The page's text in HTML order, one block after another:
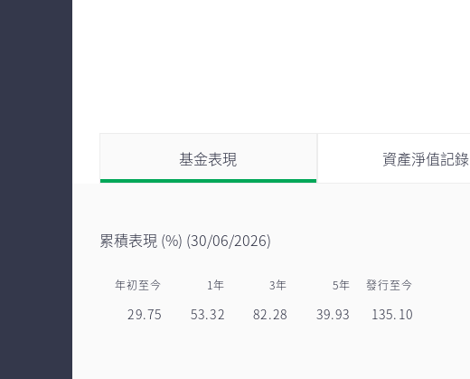
基金表現 資產淨值記錄
累積表現 (%) (30/06/2026)
年初至今
29.75
1年
53.32
3年
82.28
5年
39.93
發行至今
135.10